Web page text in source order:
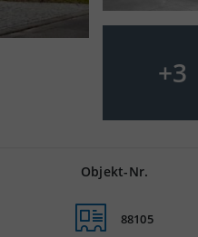
+3
Objekt-Nr.
88105